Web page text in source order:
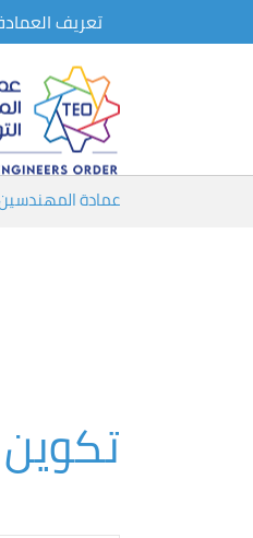
Skip to main content
تعريف
You are here:
عمادة
تكوين